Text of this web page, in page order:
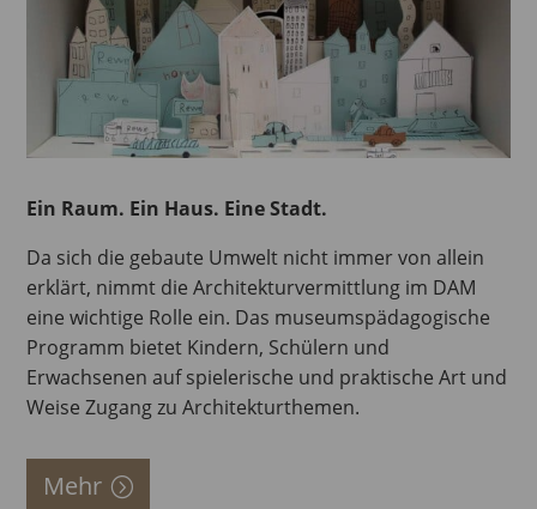
Ein Raum. Ein Haus. Eine Stadt.
Da sich die gebaute Umwelt nicht immer von allein
erklärt, nimmt die Architekturvermittlung im DAM
eine wichtige Rolle ein. Das museumspädagogische
Programm bietet Kindern, Schülern und
Erwachsenen auf spielerische und praktische Art und
Weise Zugang zu Architekturthemen.
Mehr